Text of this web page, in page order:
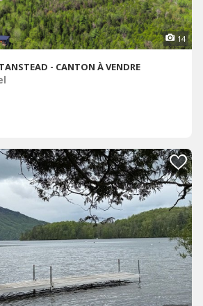
14
- CANTON À VENDRE